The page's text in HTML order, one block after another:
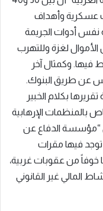
عسكرية وأهداف
نفس أدوات الجريمة
الأموال لغزة وللتهرب
فيها. وكمثال آخر
عن طريق البنوك.
بكلام الخبير
بالمنظمات الإرهابية
في “مؤسسة الدفاع عن
توجد فيها مقرات
خوفاً من عقوبات غربية،
المالي غير القانوني